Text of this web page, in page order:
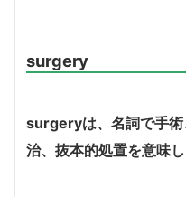
surgery
surgeryは、名詞で手
治、抜本的処置を意味し